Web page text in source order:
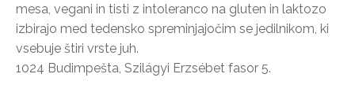
mesa, vegani in tisti z intoleranco na gluten in laktozo
izbirajo med tedensko spreminjajočim se jedilnikom, ki
vsebuje štiri vrste juh.
1024 Budimpešta, Szilágyi Erzsébet fasor 5.